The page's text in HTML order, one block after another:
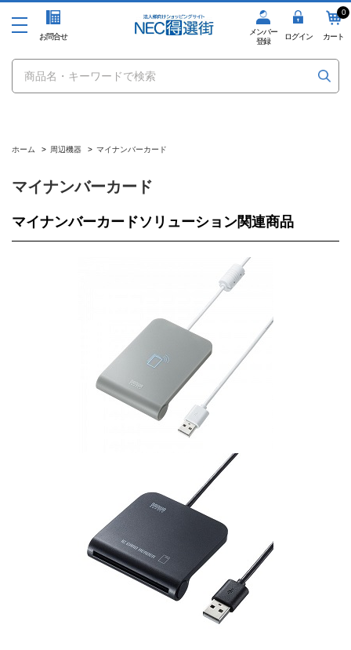
お問合せ
メンバー
登録
ログイン
0
カート
ホーム > 周辺機器 > マイナンバーカード
マイナンバーカード
マイナンバーカードソリューション関連商品